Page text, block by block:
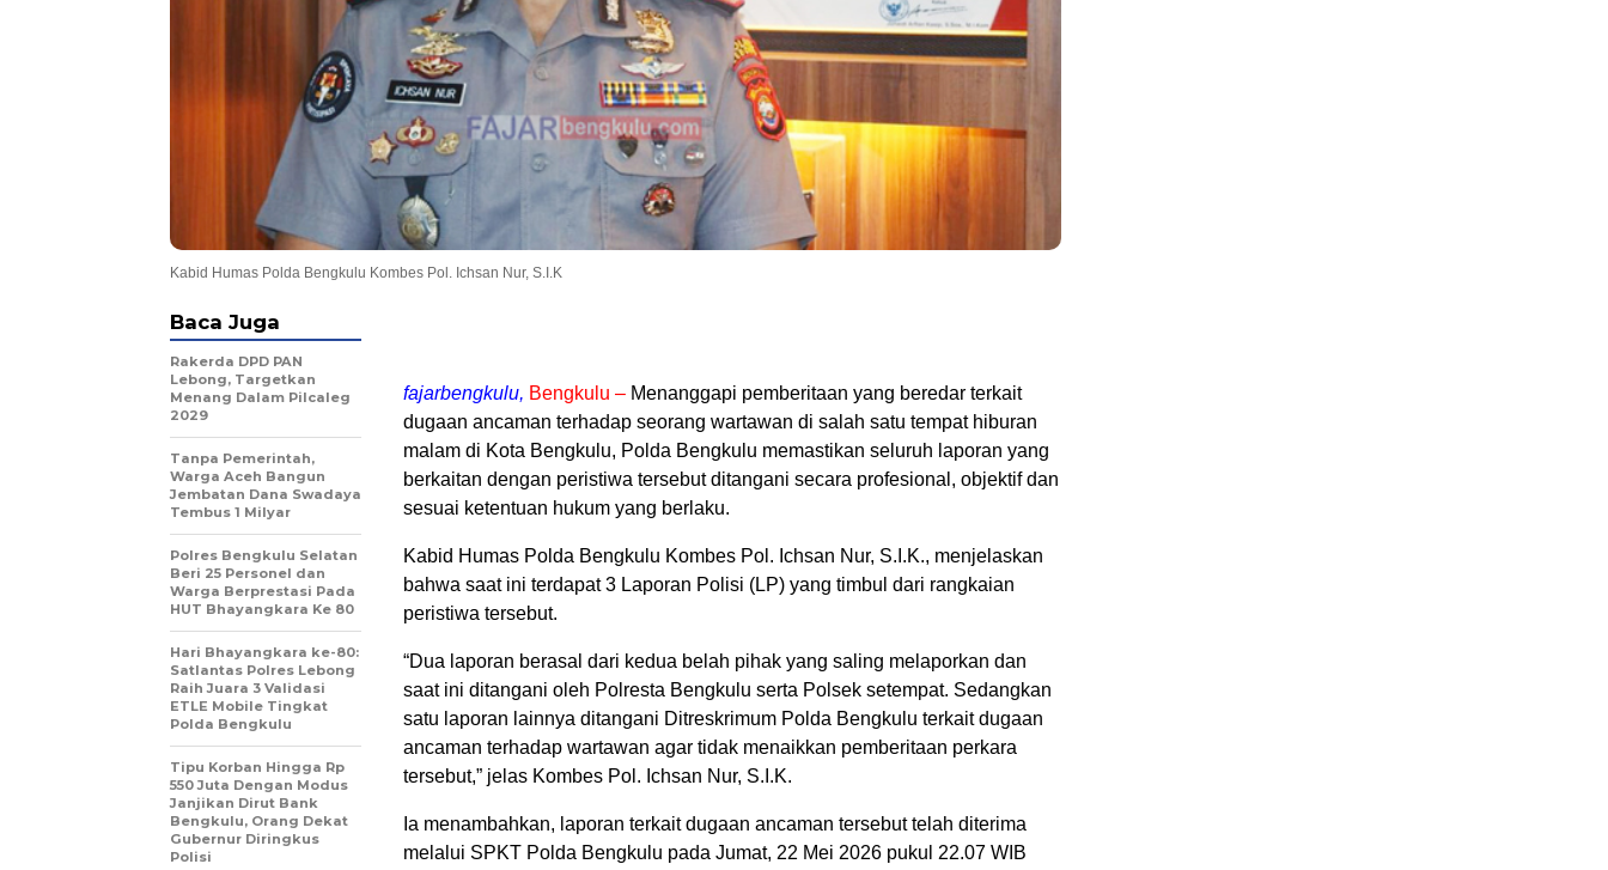
Kabid Humas Polda Bengkulu Kombes Pol. Ichsan Nur, S.I.K
fajarbengkulu, Bengkulu – Menanggapi pemberitaan yang beredar terkait
dugaan ancaman terhadap seorang wartawan di salah satu tempat hiburan
malam di Kota Bengkulu, Polda Bengkulu memastikan seluruh laporan yang
berkaitan dengan peristiwa tersebut ditangani secara profesional, objektif dan
sesuai ketentuan hukum yang berlaku.
Kabid Humas Polda Bengkulu Kombes Pol. Ichsan Nur, S.I.K., menjelaskan
bahwa saat ini terdapat 3 Laporan Polisi (LP) yang timbul dari rangkaian
peristiwa tersebut.
“Dua laporan berasal dari kedua belah pihak yang saling melaporkan dan
saat ini ditangani oleh Polresta Bengkulu serta Polsek setempat. Sedangkan
satu laporan lainnya ditangani Ditreskrimum Polda Bengkulu terkait dugaan
ancaman terhadap wartawan agar tidak menaikkan pemberitaan perkara
tersebut,” jelas Kombes Pol. Ichsan Nur, S.I.K.
Ia menambahkan, laporan terkait dugaan ancaman tersebut telah diterima
melalui SPKT Polda Bengkulu pada Jumat, 22 Mei 2026 pukul 22.07 WIB
Baca Juga
Rakerda DPD PAN
Lebong, Targetkan
Menang Dalam Pilcaleg
2029
Tanpa Pemerintah,
Warga Aceh Bangun
Jembatan Dana Swadaya
Tembus 1 Milyar
Polres Bengkulu Selatan
Beri 25 Personel dan
Warga Berprestasi Pada
HUT Bhayangkara Ke 80
Hari Bhayangkara ke-80:
Satlantas Polres Lebong
Raih Juara 3 Validasi
ETLE Mobile Tingkat
Polda Bengkulu
Tipu Korban Hingga Rp
550 Juta Dengan Modus
Janjikan Dirut Bank
Bengkulu, Orang Dekat
Gubernur Diringkus
Polisi